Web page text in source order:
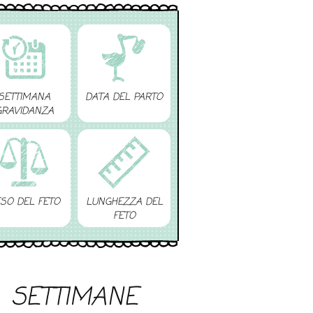
DATA DEL PARTO
DEL FETO
LUNGHEZZA DEL
FETO
SETTIMANE